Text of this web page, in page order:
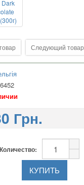
Следующий товар
Грн.
Количество: